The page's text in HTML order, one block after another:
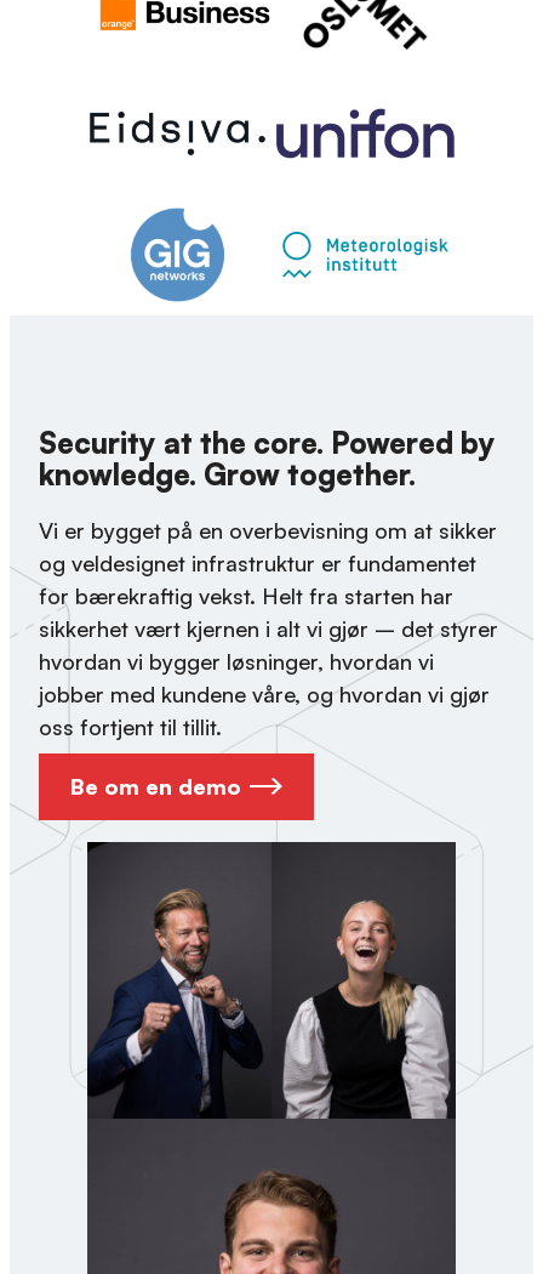
Security at the core. Powered by
knowledge. Grow together.
Vi er bygget på en overbevisning om at sikker
og veldesignet infrastruktur er fundamentet
for bærekraftig vekst. Helt fra starten har
sikkerhet vært kjernen i alt vi gjør – det styrer
hvordan vi bygger løsninger, hvordan vi
jobber med kundene våre, og hvordan vi gjør
oss fortjent til tillit.
Be om en demo